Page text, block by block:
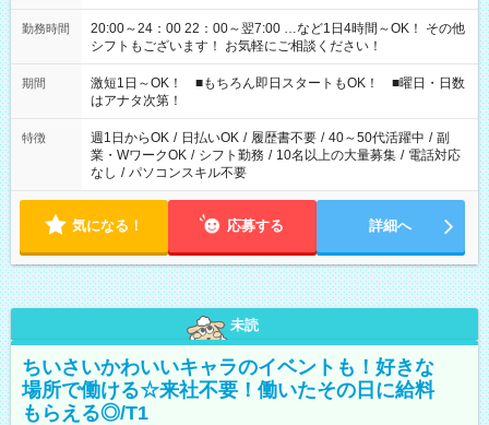
勤務時間
20:00～24：00 22：00～翌7:00 …など1日4時間～OK！ その他
シフトもございます！ お気軽にご相談ください！
期間
激短1日～OK！ ■もちろん即日スタートもOK！ ■曜日・日数
はアナタ次第！
特徴 週1日からOK / 日払いOK / 履歴書不要 / 40～50代活躍中 / 副
業・WワークOK / シフト勤務 / 10名以上の大量募集 / 電話対応
なし / パソコンスキル不要
気になる！ 応募する 詳細へ
未読
ちいさいかわいいキャラのイベントも！好きな
場所で働ける☆来社不要！働いたその日に給料
もらえる◎/T1